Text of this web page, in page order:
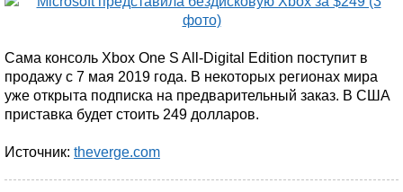
Сама консоль Xbox One S All-Digital Edition поступит в
продажу с 7 мая 2019 года. В некоторых регионах мира
уже открыта подписка на предварительный заказ. В США
приставка будет стоить 249 долларов.
Источник: theverge.com